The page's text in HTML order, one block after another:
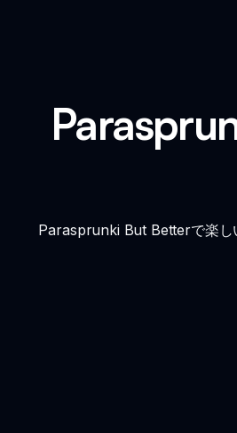
Parasprunki But Betterで楽し